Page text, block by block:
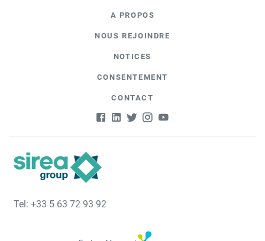
A PROPOS
NOUS REJOINDRE
NOTICES
CONSENTEMENT
CONTACT
Tel: +33 5 63 72 93 92